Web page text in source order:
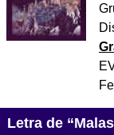
Letra de